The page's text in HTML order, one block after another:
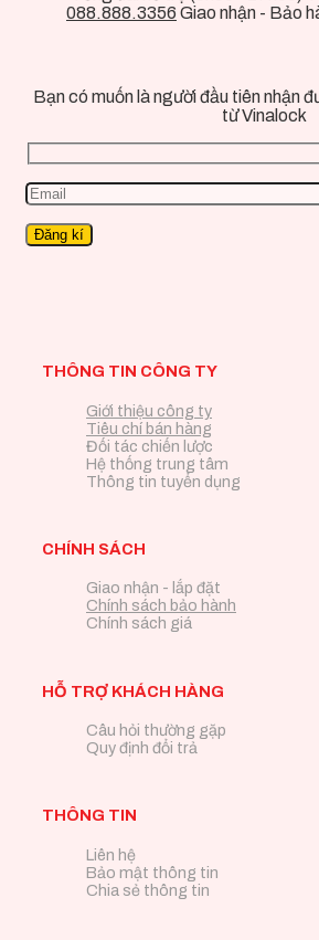
088.888.3356 Giao nhận - Bảo
Bạn có muốn là người đầu tiên nhận
từ Vinalock
THÔNG TIN CÔNG TY
Giới thiệu công ty
Tiêu chí bán hàng
Đối tác chiến lược
Hệ thống trung tâm
Thông tin tuyển dụng
CHÍNH SÁCH
Giao nhận - lắp đặt
Chính sách bảo hành
Chính sách giá
HỖ TRỢ KHÁCH HÀNG
Câu hỏi thường gặp
Quy định đổi trả
THÔNG TIN
Liên hệ
Bảo mật thông tin
Chia sẻ thông tin